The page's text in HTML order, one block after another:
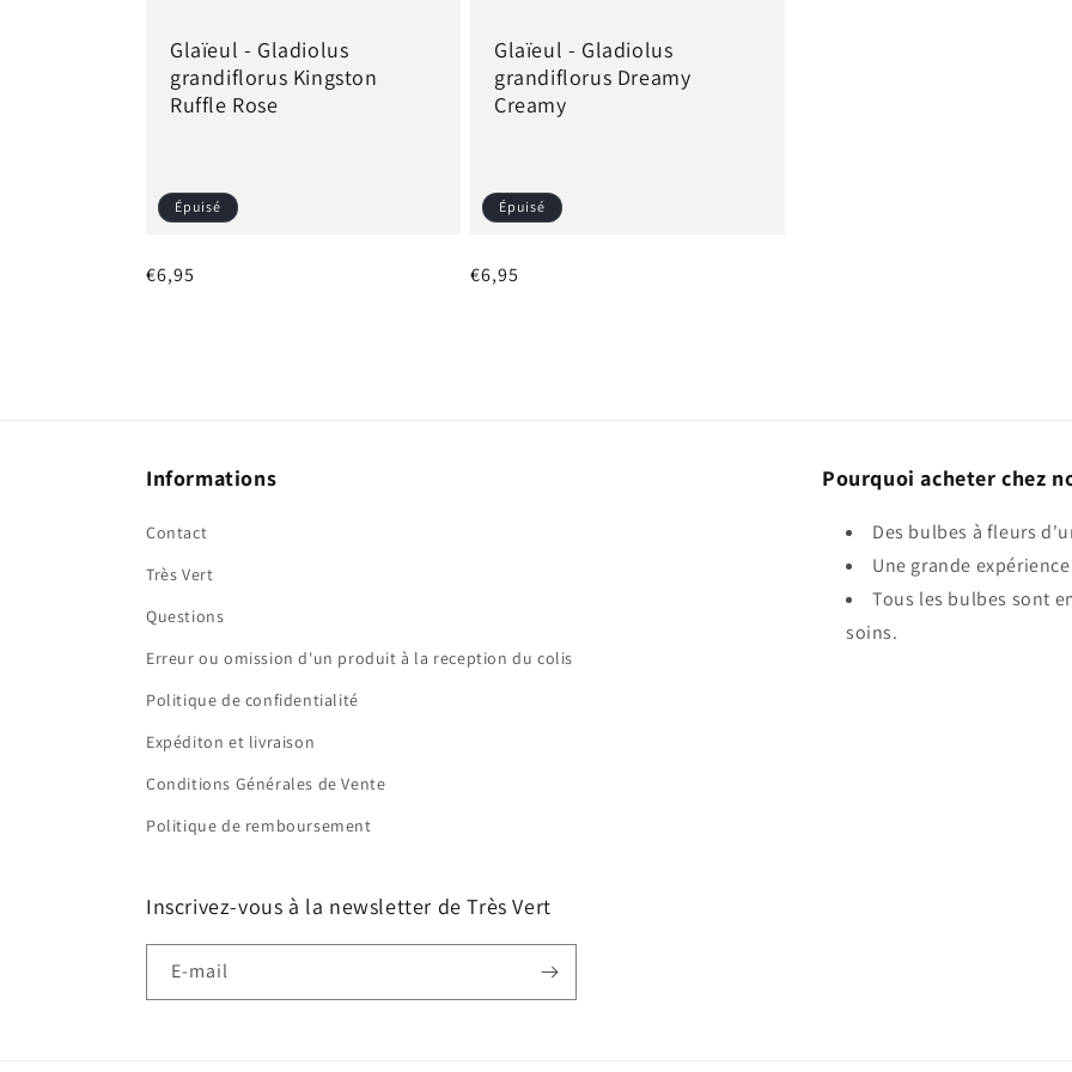
Glaïeul - Gladiolus
grandiflorus Kingston
Ruffle Rose
Épuisé
Prix
€6,95
Glaïeul - Gladiolus
grandiflorus Dreamy
Creamy
Épuisé
Prix
€6,95
Informations
Contact
Très Vert
Questions
Erreur ou omission d'un produit à la reception du colis
Politique de confidentialité
Expéditon et livraison
Conditions Générales de Vente
Politique de remboursement
Pourquoi acheter chez
Des bulbes à fleurs
Une grande
Tous les bulbes sont
soins.
Inscrivez-vous à la newsletter de Très Vert
E-mail